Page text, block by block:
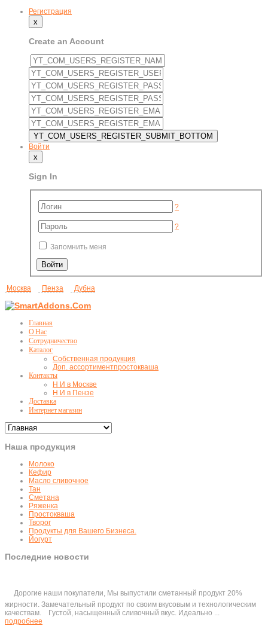
Регистрация
x
Create an Account
Войти
x
Sign In
?
?
Запомнить меня
Москва Пенза Дубна
Главная
О Нас
Сотрудничество
Каталог
Собственная продукция
Доп. ассортиментпростокваша
Контакты
Н И в Москве
Н И в Пензе
Доставка
Интернет магазин
Наша продукция
Молоко
Кефир
Масло сливочное
Тан
Сметана
Ряженка
Простокваша
Творог
Продукты для Вашего Бизнеса.
Йогурт
Последние новости
Дорогие наши покупатели, Мы выпустили сметанный продукт 20%
жирности. Замечательный продукт по своим вкусовым и технологическим
качествам. Густой, насыщенный сливочный вкус. Идеально ...
подробнее